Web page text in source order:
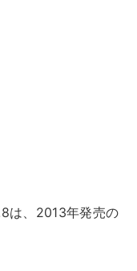
は、2013年発売の